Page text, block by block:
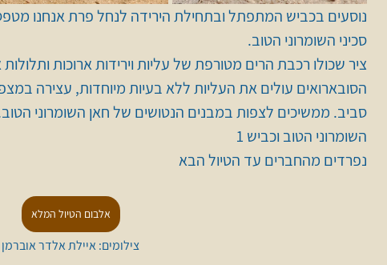
נוסעים בכביש המתפתל ובתחילת הירידה לנחל פרת אנחנו
סכיני השומרוני הטוב.
ציר שכולו רכבת הרים מטורפת של עליות וירידות ארוכות
הסובארואים עולים את העליות ללא בעיות מיוחדות, עצירה
סביב. ממשיכים לצפות במבנים הנטושים של חאן השומרוני
השומרוני הטוב וכביש 1
נפרדים מהחברים עד הטיול הבא
אלבום הטיול המלא
צילומים: איילת אלדר אוברמן